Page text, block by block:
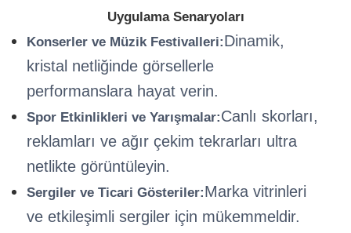
Uygulama Senaryoları
Konserler ve Müzik Festivalleri:Dinamik,
kristal netliğinde görsellerle
performanslara hayat verin.
Spor Etkinlikleri ve Yarışmalar:Canlı skorları,
reklamları ve ağır çekim tekrarları ultra
netlikte görüntüleyin.
Sergiler ve Ticari Gösteriler:Marka vitrinleri
ve etkileşimli sergiler için mükemmeldir.